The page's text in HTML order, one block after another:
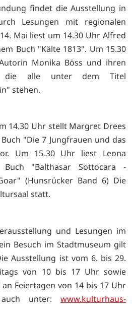
findet die Ausstellung in
Lesungen mit regionalen
Mai liest um 14.30 Uhr Alfred
Buch "Kälte 1813". Um 15.30
Monika Böss und ihren
die alle unter dem Titel
stehen.
14.30 Uhr stellt Margret Drees
"Die 7 Jungfrauen und das
Um 15.30 Uhr liest Leona
"Balthasar Sottocara -
(Hunsrücker Band 6) Die
statt.
und Lesungen im
Besuch im Stadtmuseum gilt
Ausstellung ist vom 6. bis 29.
von 10 bis 17 Uhr sowie
Feiertagen von 14 bis 17 Uhr
unter: www.kulturhaus-